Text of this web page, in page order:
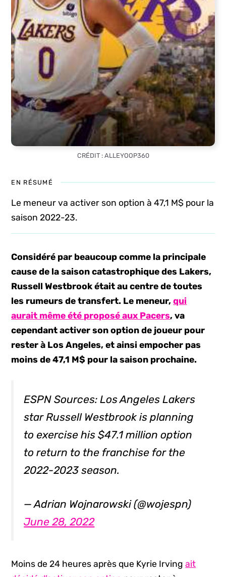
CRÉDIT : ALLEYOOP360
EN RÉSUMÉ
Le meneur va activer son option à 47,1 M$ pour la
saison 2022-23.
Considéré par beaucoup comme la principale
cause de la saison catastrophique des Lakers,
Russell Westbrook était au centre de toutes
les rumeurs de transfert. Le meneur,qui
aurait même été proposé aux Pacers, va
cependant activer son option de joueur pour
rester à Los Angeles, et ainsi empocher pas
moins de 47,1 M$ pour la saison prochaine.
ESPN Sources: Los Angeles Lakers
star Russell Westbrook is planning
to exercise his $47.1 million option
to return to the franchise for the
2022-2023 season.
— Adrian Wojnarowski (@wojespn)
June 28, 2022
Moins de 24 heures après que Kyrie Irvingait